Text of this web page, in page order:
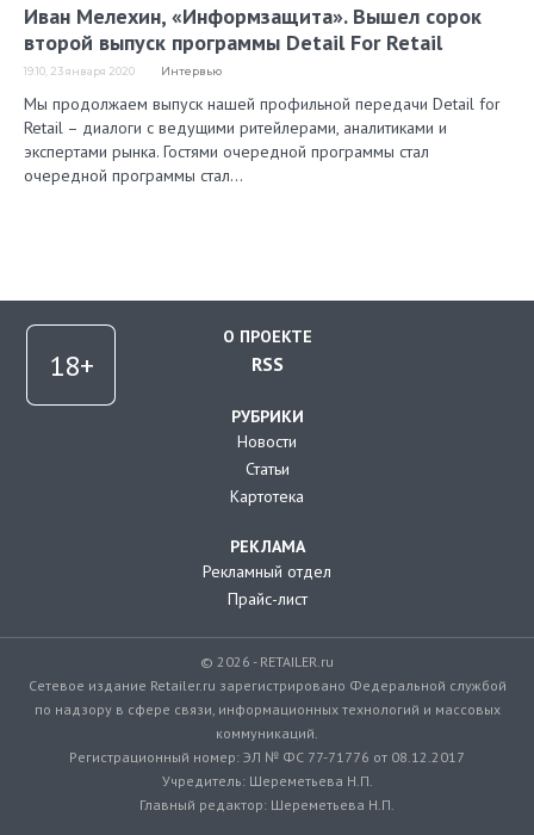
Иван Мелехин, «Информзащита». Вышел сорок
второй выпуск программы Detail For Retail
19:10, 23 января 2020 Интервью
Мы продолжаем выпуск нашей профильной передачи Detail for
Retail – диалоги с ведущими ритейлерами, аналитиками и
экспертами рынка. Гостями очередной программы стал
очередной программы стал…
О ПРОЕКТЕ
RSS
РУБРИКИ
Новости
Статьи
Картотека
РЕКЛАМА
Рекламный отдел
Прайс-лист
© 2026 - RETAILER.ru
Сетевое издание Retailer.ru зарегистрировано Федеральной службой
по надзору в сфере связи, информационных технологий и массовых
коммуникаций.
Регистрационный номер: ЭЛ № ФС 77-71776 от 08.12.2017
Учредитель: Шереметьева Н.П.
Главный редактор: Шереметьева Н.П.